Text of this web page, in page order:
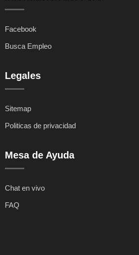
Facebook
Busca Empleo
Legales
Sitemap
Politicas de privacidad
Mesa de Ayuda
Chat en vivo
FAQ